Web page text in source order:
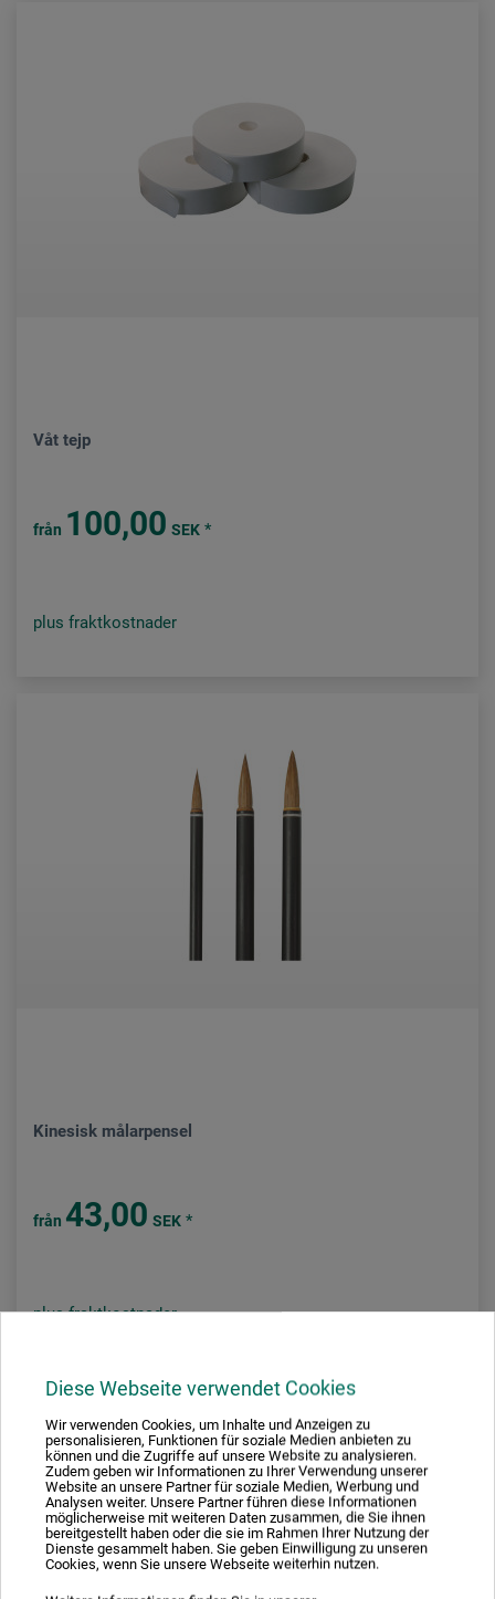
Diese Webseite verwendet Cookies
Wir verwenden Cookies, um Inhalte und Anzeigen zu
personalisieren, Funktionen für soziale Medien anbieten zu
können und die Zugriffe auf unsere Website zu analysieren.
Zudem geben wir Informationen zu Ihrer Verwendung unserer
Website an unsere Partner für soziale Medien, Werbung und
Analysen weiter. Unsere Partner führen diese Informationen
möglicherweise mit weiteren Daten zusammen, die Sie ihnen
bereitgestellt haben oder die sie im Rahmen Ihrer Nutzung der
Dienste gesammelt haben. Sie geben Einwilligung zu unseren
Cookies, wenn Sie unsere Webseite weiterhin nutzen.
Våt tejp
från 100,00 SEK *
plus fraktkostnader
Kinesisk målarpensel
från 43,00 SEK *
plus fraktkostnader